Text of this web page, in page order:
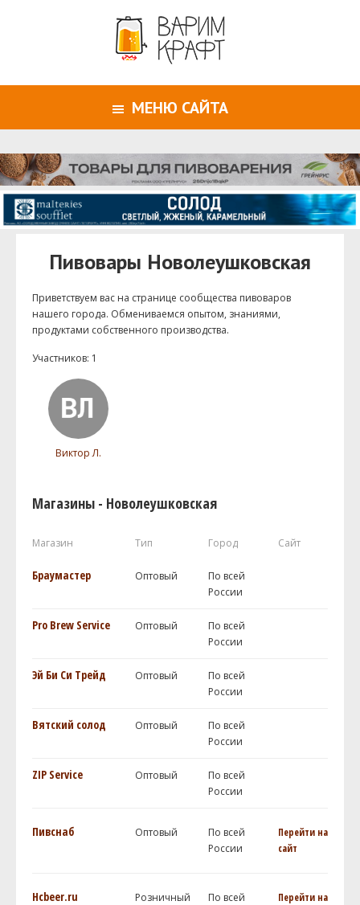
МЕНЮ САЙТА
Пивовары Новолеушковская
Приветствуем ваc на странице сообщества пивоваров
нашего города. Обмениваемся опытом, знаниями,
продуктами собственного производства.
Участников: 1
Виктор Л.
Магазины - Новолеушковская
Магазин Тип Город Сайт
Браумастер Оптовый
По всей
России
Pro Brew Service Оптовый
По всей
России
Эй Би Си Трейд Оптовый
По всей
России
Вятский солод Оптовый
По всей
России
ZIP Service Оптовый
По всей
России
Пивснаб Оптовый
По всей
России
Перейти на
сайт
Hcbeer.ru Розничный
По всей
Перейти на